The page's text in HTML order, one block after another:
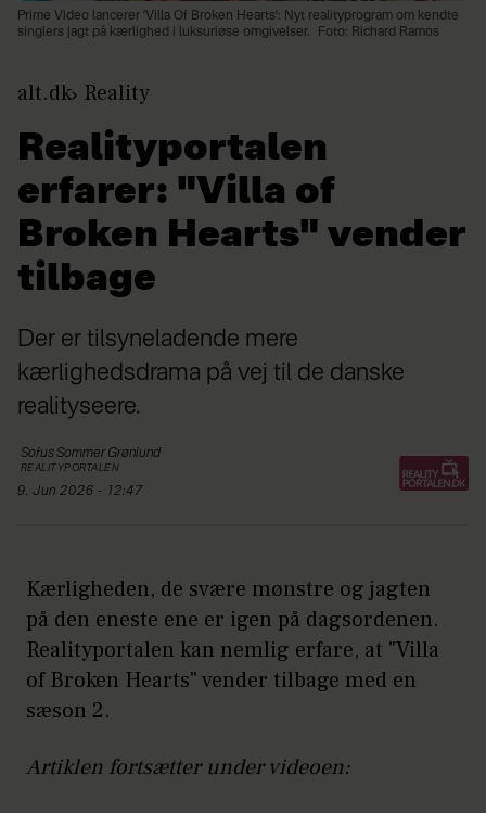
Prime Video lancerer 'Villa Of Broken Hearts': Nyt realityprogram om kendte
singlers jagt på kærlighed i luksuriøse omgivelser.
Foto: Richard Ramos
alt.dk Reality
Realityportalen
erfarer: "Villa of
Broken Hearts" vender
tilbage
Der er tilsyneladende mere
kærlighedsdrama på vej til de danske
realityseere.
SofusSommer Grønlund
REALITYPORTALEN
9. Jun 2026 - 12:47
Kærligheden, de svære mønstre og jagten
på den eneste ene er igen på dagsordenen.
Realityportalen kan nemlig erfare, at "Villa
of Broken Hearts" vender tilbage med en
sæson 2.
Artiklen fortsætter under videoen: